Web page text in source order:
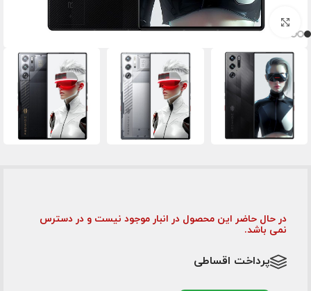
برای بزرگنمایی کلیک کنید
در حال حاضر این محصول در انبار موجود نیست و در دسترس
نمی باشد.
پرداخت اقساطی